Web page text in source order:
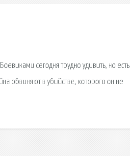
сегодня трудно удивить, но есть
обвиняют в убийстве, которого он не